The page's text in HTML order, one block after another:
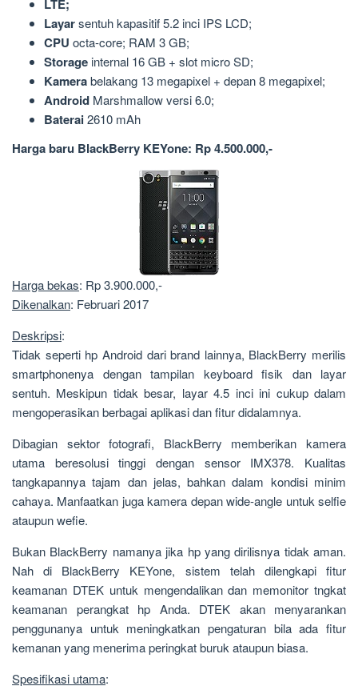
LTE;
Layarsentuh kapasitif 5.2 inci IPS LCD;
CPU octa-core; RAM 3 GB;
Storage internal 16 GB + slot micro SD;
Kamerabelakang 13 megapixel + depan 8 megapixel;
Android Marshmallow versi 6.0;
Baterai2610 mAh
Harga baru BlackBerry KEYone: Rp 4.500.000,-
Harga bekas: Rp 3.900.000,-
Dikenalkan: Februari 2017
Deskripsi:
Tidak seperti hp Android dari brand lainnya, BlackBerry merilis
smartphonenya dengan tampilan keyboard fisik dan layar
sentuh. Meskipun tidak besar, layar 4.5 inci ini cukup dalam
mengoperasikan berbagai aplikasi dan fitur didalamnya.
Dibagian sektor fotografi, BlackBerry memberikan kamera
utama beresolusi tinggi dengan sensor IMX378. Kualitas
tangkapannya tajam dan jelas, bahkan dalam kondisi minim
cahaya. Manfaatkan juga kamera depan wide-angle untuk selfie
ataupun wefie.
Bukan BlackBerry namanya jika hp yang dirilisnya tidak aman.
Nah di BlackBerry KEYone, sistem telah dilengkapi fitur
keamanan DTEK untuk mengendalikan dan memonitor tngkat
keamanan perangkat hp Anda. DTEK akan menyarankan
penggunanya untuk meningkatkan pengaturan bila ada fitur
kemanan yang menerima peringkat buruk ataupun biasa.
Spesifikasi utama: